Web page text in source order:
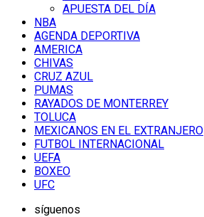
APUESTA DEL DÍA
NBA
AGENDA DEPORTIVA
AMERICA
CHIVAS
CRUZ AZUL
PUMAS
RAYADOS DE MONTERREY
TOLUCA
MEXICANOS EN EL EXTRANJERO
FUTBOL INTERNACIONAL
UEFA
BOXEO
UFC
síguenos